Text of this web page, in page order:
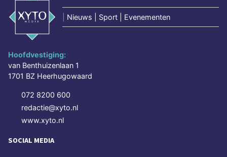
Nieuws | Sport | Evenementen
Hoofdvestiging:
van Benthuizenlaan 1
1701 BZ Heerhugowaard
072 8200 600
redactie@xyto.nl
www.xyto.nl
SOCIAL MEDIA